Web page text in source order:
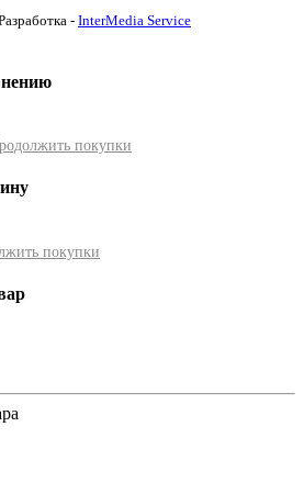
- InterMedia Service
покупки
покупки